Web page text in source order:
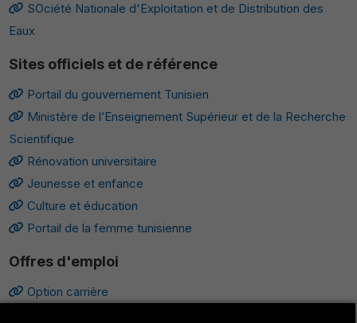
SOciété Nationale d'Exploitation et de Distribution des
Eaux
Sites officiels et de référence
Portail du gouvernement Tunisien
Ministère de l’Enseignement Supérieur et de la Recherche
Scientifique
Rénovation universitaire
Jeunesse et enfance
Culture et éducation
Portail de la femme tunisienne
Offres d'emploi
Option carrière